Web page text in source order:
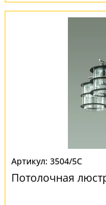
3504/5C
Потолочная